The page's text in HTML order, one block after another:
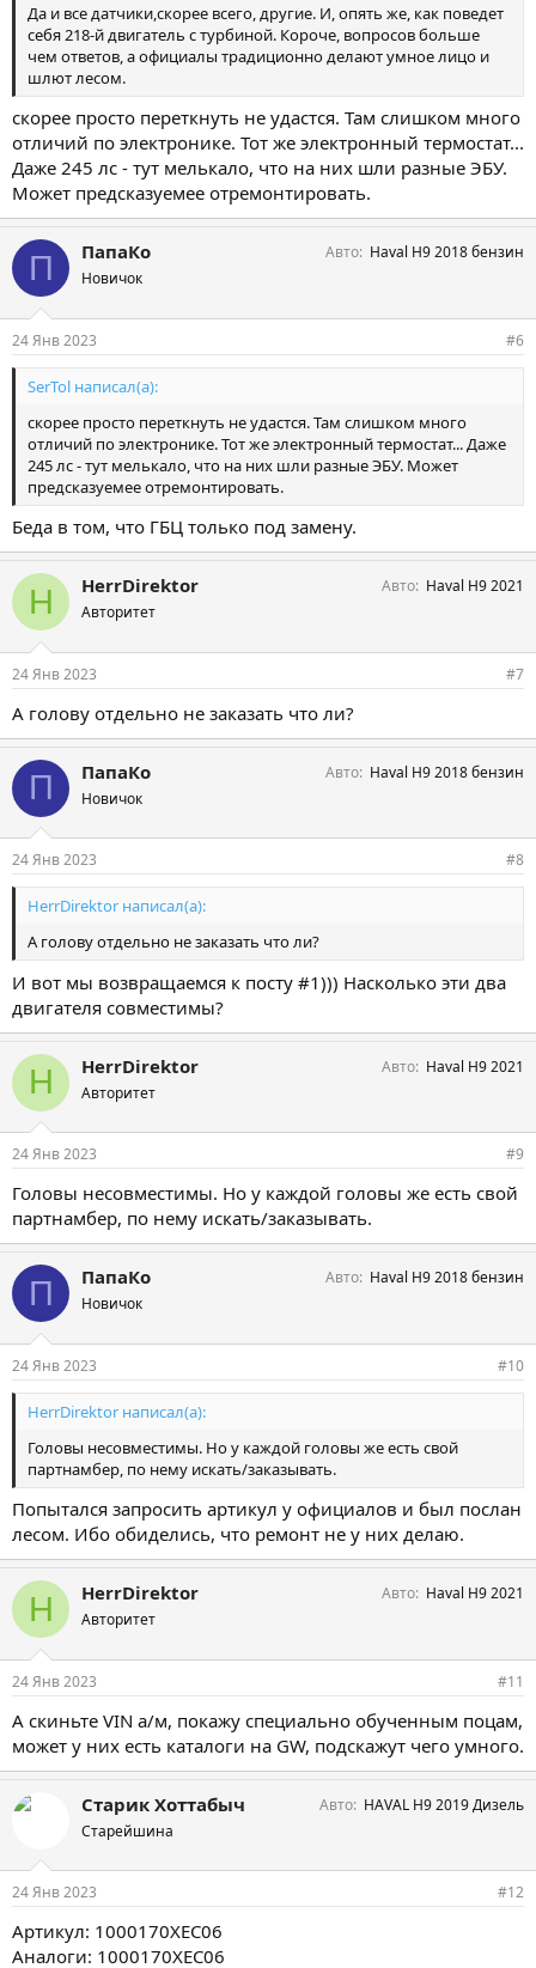
Да и все датчики,скорее всего, другие. И, опять же, как поведет
себя 218-й двигатель с турбиной. Короче, вопросов больше
чем ответов, а официалы традиционно делают умное лицо и
шлют лесом.
скорее просто переткнуть не удастся. Там слишком много
отличий по электронике. Тот же электронный термостат...
Даже 245 лс - тут мелькало, что на них шли разные ЭБУ.
Может предсказуемее отремонтировать.
П ПапаКо
Новичок
Авто Haval H9 2018 бензин
24 Янв 2023 #6
SerTol написал(а):
скорее просто переткнуть не удастся. Там слишком много
отличий по электронике. Тот же электронный термостат... Даже
245 лс - тут мелькало, что на них шли разные ЭБУ. Может
предсказуемее отремонтировать.
Беда в том, что ГБЦ только под замену.
H HerrDirektor
Авторитет
Авто Haval H9 2021
24 Янв 2023 #7
А голову отдельно не заказать что ли?
П ПапаКо
Новичок
Авто Haval H9 2018 бензин
24 Янв 2023 #8
HerrDirektor написал(а):
А голову отдельно не заказать что ли?
И вот мы возвращаемся к посту #1))) Насколько эти два
двигателя совместимы?
H HerrDirektor
Авторитет
Авто Haval H9 2021
24 Янв 2023 #9
Головы несовместимы. Но у каждой головы же есть свой
партнамбер, по нему искать/заказывать.
П ПапаКо
Новичок
Авто Haval H9 2018 бензин
24 Янв 2023 #10
HerrDirektor написал(а):
Головы несовместимы. Но у каждой головы же есть свой
партнамбер, по нему искать/заказывать.
Попытался запросить артикул у официалов и был послан
лесом. Ибо обиделись, что ремонт не у них делаю.
H HerrDirektor
Авторитет
Авто Haval H9 2021
24 Янв 2023 #11
А скиньте VIN а/м, покажу специально обученным поцам,
может у них есть каталоги на GW, подскажут чего умного.
Старик Хоттабыч
Старейшина
Авто HAVAL H9 2019 Дизель
24 Янв 2023 #12
Артикул: 1000170XEC06
Аналоги: 1000170XEC06